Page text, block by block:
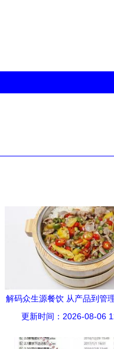
解码众生源餐饮 从产品到管
更新时间：2026-08-06